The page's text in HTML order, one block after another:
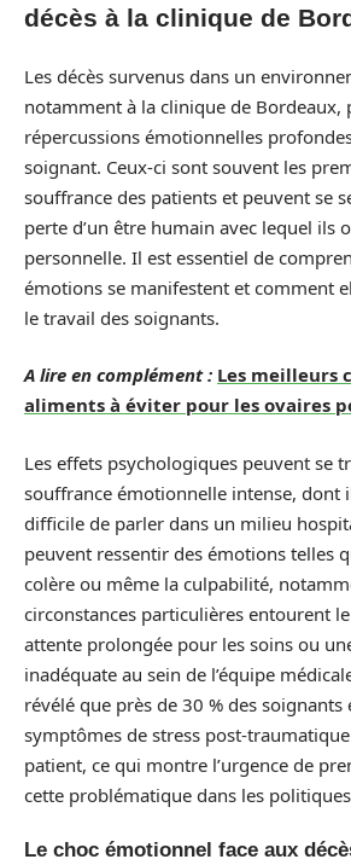
décès à la clinique de
Les décès survenus dans un
notamment à la clinique de Bordeaux,
répercussions émotionnelles
soignant. Ceux-ci sont souvent les
souffrance des patients et peuvent se
perte d’un être humain avec lequel ils
personnelle. Il est essentiel de
émotions se manifestent et comment
le travail des soignants.
A lire en complément : Les meilleurs
aliments à éviter pour les ovaires
Les effets psychologiques peuvent se
souffrance émotionnelle intense, dont
difficile de parler dans un milieu
peuvent ressentir des émotions telles
colère ou même la culpabilité,
circonstances particulières entourent
attente prolongée pour les soins ou
inadéquate au sein de l’équipe
révélé que près de 30 % des
symptômes de stress post-traumatique
patient, ce qui montre l’urgence de
cette problématique dans les
Le choc émotionnel face aux